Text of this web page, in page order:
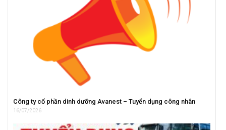
Công ty cổ phần dinh dưỡng Avanest – Tuyển dụng công nhân
16/07/2026